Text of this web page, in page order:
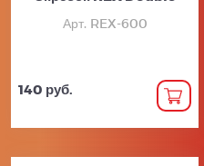
Арт. REX-600
140 руб.